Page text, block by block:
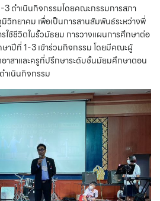
ดำเนินกิจกรรมโดยคณะกรรมการสภา
วิทยาคม เพื่อเป็นการสานสัมพันธ์ระหว่างพี่
ใช้ชีวิตในรั้วมัธยม การวางแผนการศึกษาต่อ
าปีที่ 1-3 เข้าร่วมกิจกรรม โดยมีคณะผู้
าสาและครูที่ปรึกษาระดับชั้นมัยมศึกษาตอน
เนินกิจกรรม